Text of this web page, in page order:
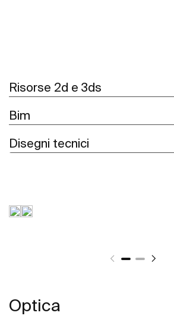
Risorse 2d e 3ds
Bim
Disegni tecnici
Optica